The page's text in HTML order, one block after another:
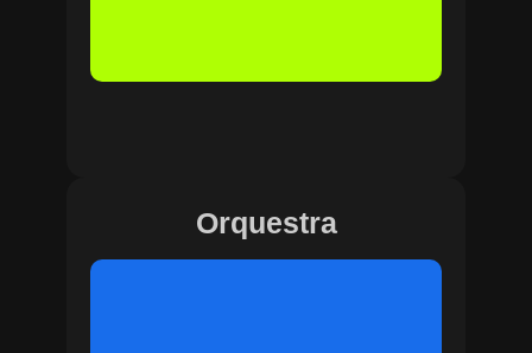
Orquestra